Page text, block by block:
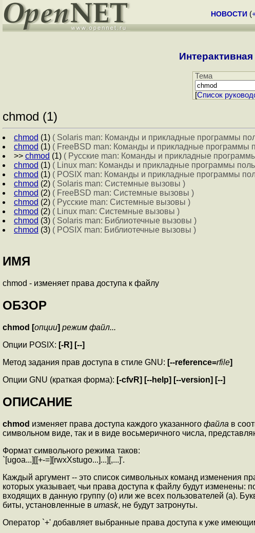
НОВОСТИ (
Тема
[Cписок
chmod (1)
chmod (1) ( Solaris man: Команды и прикладные программы
chmod (1) ( FreeBSD man: Команды и прикладные программы
>> chmod (1) ( Русские man: Команды и прикладные
chmod (1) ( Linux man: Команды и прикладные программы
chmod (1) ( POSIX man: Команды и прикладные программы
chmod (2) ( Solaris man: Системные вызовы )
chmod (2) ( FreeBSD man: Системные вызовы )
chmod (2) ( Русские man: Системные вызовы )
chmod (2) ( Linux man: Системные вызовы )
chmod (3) ( Solaris man: Библиотечные вызовы )
chmod (3) ( POSIX man: Библиотечные вызовы )
ИМЯ
chmod - изменяет права доступа к файлу
ОБЗОР
chmod [опции] режим файл...
Опции POSIX: [-R] [--]
Метод задания прав доступа в стиле GNU: [--reference=rfile]
Опции GNU (краткая форма): [-cfvR] [--help] [--version] [--]
ОПИСАНИЕ
chmod изменяет права доступа каждого указанного файла в
символьном виде, так и в виде восьмеричного числа,
Формат символьного режима таков:
`[ugoa...][[+-=][rwxXstugo...]...][,...]'.
Каждый аргумент -- это список символьных команд изменения
которых указывает, чьи права доступа к файлу будут изменены:
входящих в данную группу (o) или же всех пользователей (a).
биты, установленные в umask, не будут затронуты.
Оператор `+' добавляет выбранные права доступа к уже